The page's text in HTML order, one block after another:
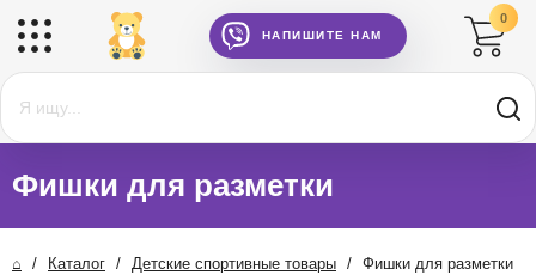
НАПИШИТЕ НАМ
0
Фишки для разметки
⌂ / Каталог / Детские спортивные товары / Фишки для разметки